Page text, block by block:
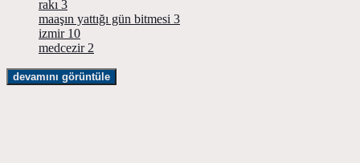
rakı 3
maaşın yattığı gün bitmesi 3
izmir 10
medcezir 2
devamını görüntüle